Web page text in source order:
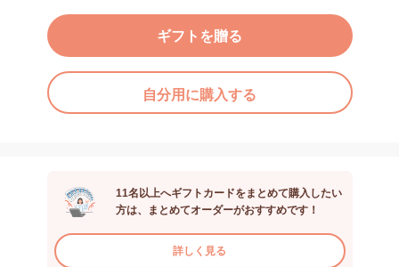
ギフトを贈る
自分用に購入する
11名以上へギフトカードをまとめて購入したい
方は、まとめてオーダーがおすすめです！
詳しく見る